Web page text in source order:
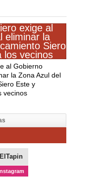
al Gobierno
la Zona Azul del
Este y
vecinos
ElTapin